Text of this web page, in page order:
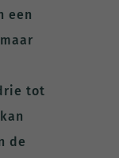
een
tot
de